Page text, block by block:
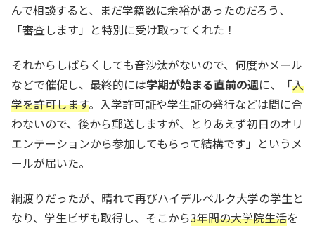
んで相談すると、まだ学籍数に余裕があったのだろう、
「審査します」と特別に受け取ってくれた！
それからしばらくしても音沙汰がないので、何度かメール
などで催促し、最終的には学期が始まる直前の週に、「入
学を許可します。入学許可証や学生証の発行などは間に合
わないので、後から郵送しますが、とりあえず初日のオリ
エンテーションから参加してもらって結構です」というメ
ールが届いた。
綱渡りだったが、晴れて再びハイデルベルク大学の学生と
なり、学生ビザも取得し、そこから3年間の大学院生活を